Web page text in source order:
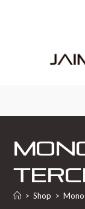
> Shop >